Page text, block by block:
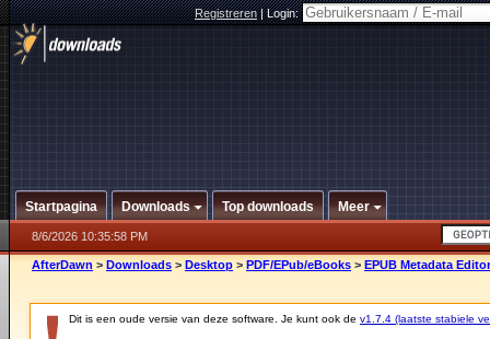
Registreren|Login:
Startpagina Downloads Top downloads Meer
8/6/2026 10:35:58 PM
AfterDawn > Downloads > Desktop > PDF/EPub/eBooks > EPUB Metadata
Dit is een oude versie van deze software. Je kunt ook de v1.7.4 (laatste stabiele